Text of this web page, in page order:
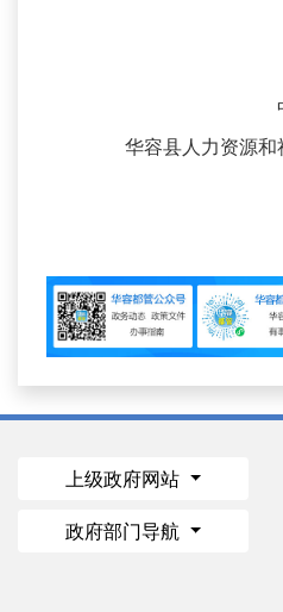
华容县人力资源和
上级政府网站
政府部门导航